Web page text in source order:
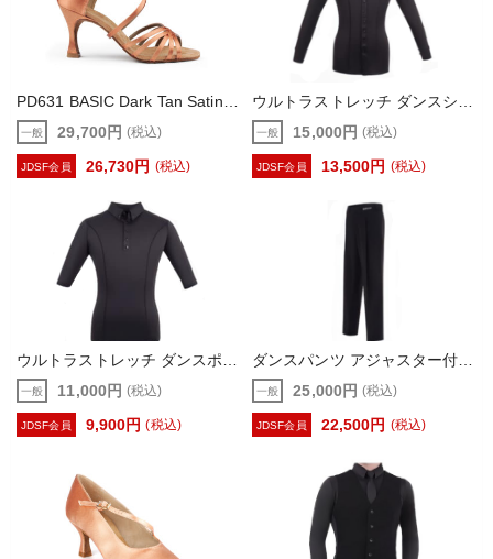
一般 29,700円(税込)
JDSF会員 26,730円 (税込)
一般 15,000円(税込)
JDSF会員 13,500円 (税込)
ウルトラストレッチ ダンスポロシャツ（WAVEWEAR・DanceWave）
一般 11,000円(税込)
JDSF会員 9,900円 (税込)
ダンスパンツ アジャスター付（WAVEWEAR・DanceWave）
一般 25,000円(税込)
JDSF会員 22,500円 (税込)